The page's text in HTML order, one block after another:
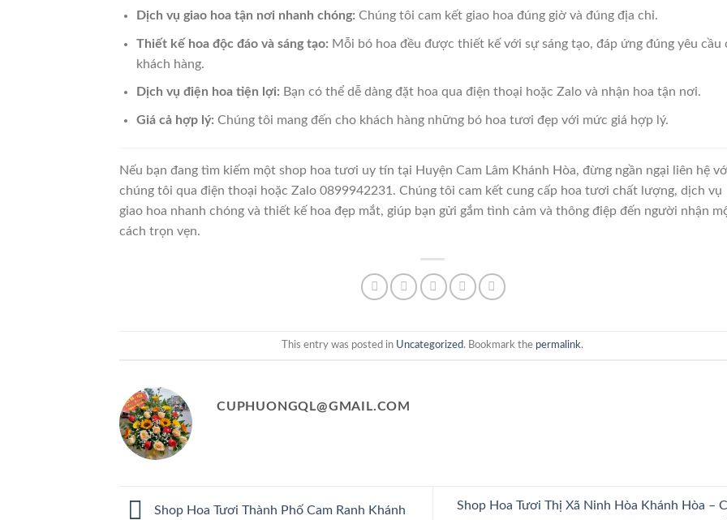
Dịch vụ giao hoa tận nơi nhanh chóng: Chúng tôi cam kết giao hoa đúng giờ và đúng địa chỉ.
Thiết kế hoa độc đáo và sáng tạo: Mỗi bó hoa đều được thiết kế với sự sáng tạo, đáp ứng đúng yêu cầu
khách hàng.
Dịch vụ điện hoa tiện lợi: Bạn có thể dễ dàng đặt hoa qua điện thoại hoặc Zalo và nhận hoa tận nơi.
Giá cả hợp lý: Chúng tôi mang đến cho khách hàng những bó hoa tươi đẹp với mức giá hợp lý.
Nếu bạn đang tìm kiếm một shop hoa tươi uy tín tại Huyện Cam Lâm Khánh Hòa, đừng ngần ngại liên hệ
chúng tôi qua điện thoại hoặc Zalo 0899942231. Chúng tôi cam kết cung cấp hoa tươi chất lượng, dịch vụ
giao hoa nhanh chóng và thiết kế hoa đẹp mắt, giúp bạn gửi gắm tình cảm và thông điệp đến người nhận
cách trọn vẹn.
This entry was posted in Uncategorized. Bookmark the permalink.
CUPHUONGQL@GMAIL.COM
Shop Hoa Tươi Thành Phố Cam Ranh Khánh
Shop Hoa Tươi Thị Xã Ninh Hòa Khánh Hòa –